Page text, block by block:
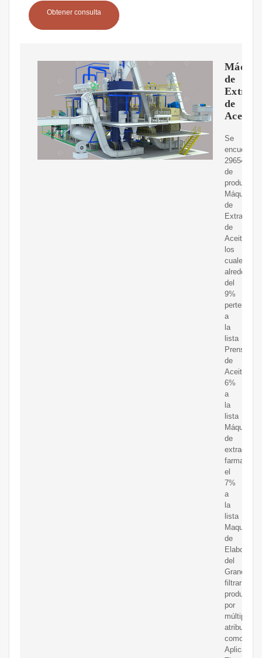
Obtener consulta
de
de
Aceite
Se
encuentran
29654
de
productos
Máquina
de
Extracción
de
Aceite,de
los
cuales
alrededor
del
9%
pertenecen
a
la
lista
Prensa
de
Aceite,El
6%
a
la
lista
Máquina
de
extracción
el
7%
a
la
lista
Maquinaria
de
del
filtrar
productos
por
múltiples
atributos,
como
Aplicación,